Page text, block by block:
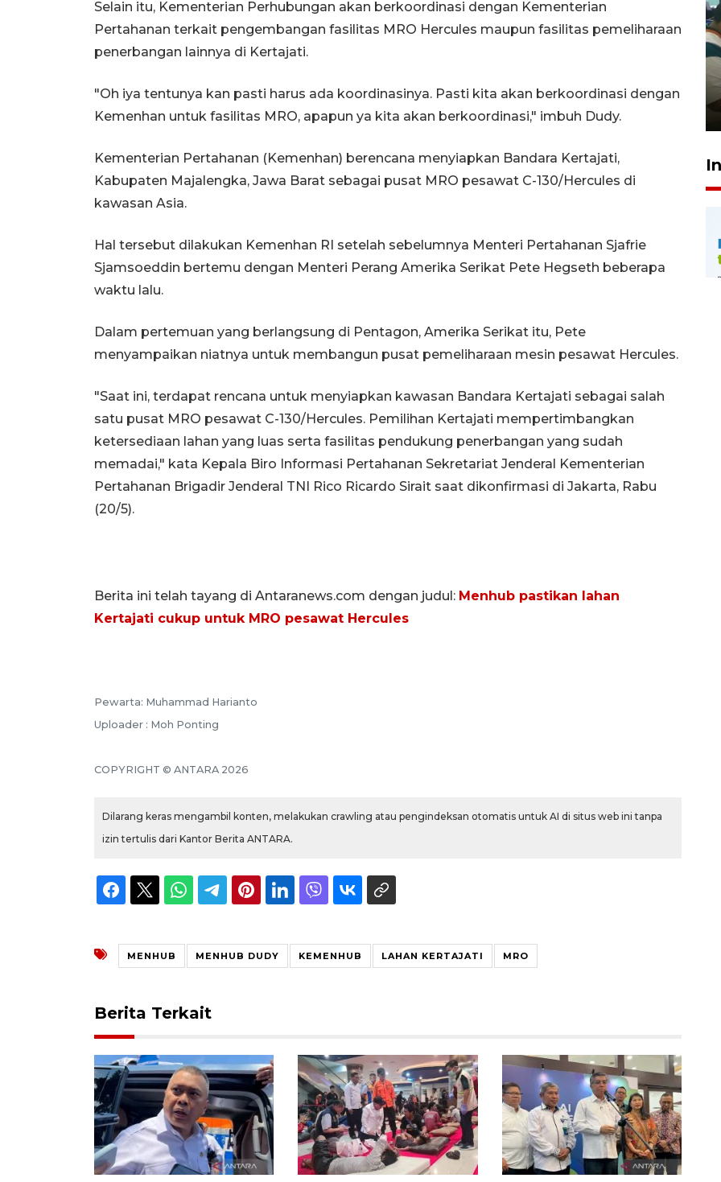
Selain itu, Kementerian Perhubungan akan berkoordinasi dengan Kementerian
Pertahanan terkait pengembangan fasilitas MRO Hercules maupun fasilitas pemeliharaan
penerbangan lainnya di Kertajati.
"Oh iya tentunya kan pasti harus ada koordinasinya. Pasti kita akan berkoordinasi dengan
Kemenhan untuk fasilitas MRO, apapun ya kita akan berkoordinasi," imbuh Dudy.
Kementerian Pertahanan (Kemenhan) berencana menyiapkan Bandara Kertajati,
Kabupaten Majalengka, Jawa Barat sebagai pusat MRO pesawat C-130/Hercules di
kawasan Asia.
Hal tersebut dilakukan Kemenhan RI setelah sebelumnya Menteri Pertahanan Sjafrie
Sjamsoeddin bertemu dengan Menteri Perang Amerika Serikat Pete Hegseth beberapa
waktu lalu.
Dalam pertemuan yang berlangsung di Pentagon, Amerika Serikat itu, Pete
menyampaikan niatnya untuk membangun pusat pemeliharaan mesin pesawat Hercules.
"Saat ini, terdapat rencana untuk menyiapkan kawasan Bandara Kertajati sebagai salah
satu pusat MRO pesawat C-130/Hercules. Pemilihan Kertajati mempertimbangkan
ketersediaan lahan yang luas serta fasilitas pendukung penerbangan yang sudah
memadai," kata Kepala Biro Informasi Pertahanan Sekretariat Jenderal Kementerian
Pertahanan Brigadir Jenderal TNI Rico Ricardo Sirait saat dikonfirmasi di Jakarta, Rabu
(20/5).
Berita ini telah tayang di Antaranews.com dengan judul: Menhub pastikan lahan
Kertajati cukup untuk MRO pesawat Hercules
Pewarta: Muhammad Harianto
Uploader : Moh Ponting
COPYRIGHT © ANTARA 2026
Dilarang keras mengambil konten, melakukan crawling atau pengindeksan otomatis untuk AI di situs web ini tanpa
izin tertulis dari Kantor Berita ANTARA.
MENHUB MENHUB DUDY KEMENHUB LAHAN KERTAJATI MRO
Berita Terkait
pembinaan
23 Juli 2026 14:28